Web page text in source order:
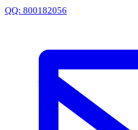
QQ: 800182056